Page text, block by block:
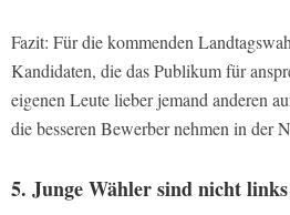
Fazit: Für die kommenden
Kandidaten, die das Publikum für
eigenen Leute lieber jemand anderen
die besseren Bewerber nehmen in der
5. Junge Wähler sind nicht links